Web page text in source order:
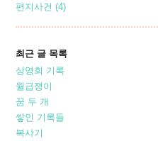
편지사건(4)
최근 글 목록
상영회 기록
월급쟁이
꿈 두 개
쌓인 기록들
복사기